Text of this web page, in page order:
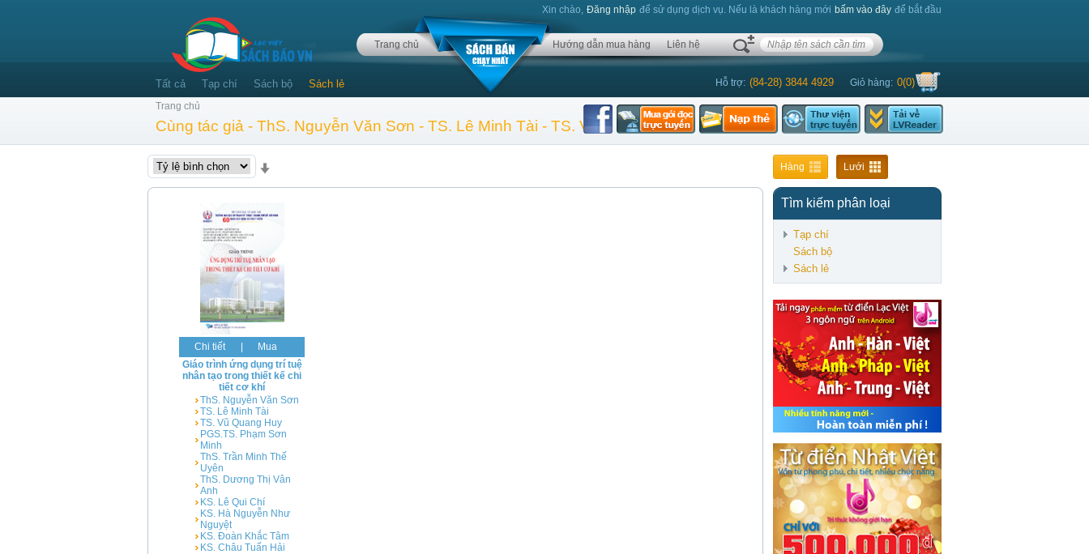
Xin chào, Đăng nhập để sử dụng dịch vụ. Nếu là khách hàng mới bấm vào đây để bắt đầu
Trang chủ Hướng dẫn mua hàng Liên hệ
Hỗ trợ: (84-28) 3844 4929 Giỏ hàng: 0(0)
Tất cả Tạp chí Sách bộ Sách lẻ
Trang chủ
Cùng tác giả - ThS. Nguyễn Văn Sơn - TS. Lê Minh Tài - TS. Vũ Quang Huy - PGS.TS. Phạm Sơn Minh - ThS. Trần Minh Thế
Hàng Lưới
Tìm kiếm phân loại
Tạp chí
Sách bộ
Sách lẻ
Chi tiết
Mua
Giáo trình ứng dụng trí tuệ
nhân tạo trong thiết kế chi
tiết cơ khí
ThS. Nguyễn Văn Sơn
TS. Lê Minh Tài
TS. Vũ Quang Huy
PGS.TS. Phạm Sơn
Minh
ThS. Trần Minh Thế
Uyên
ThS. Dương Thị Vân
Anh
KS. Lê Qui Chí
KS. Hà Nguyễn Như
Nguyệt
KS. Đoàn Khắc Tâm
KS. Châu Tuấn Hải